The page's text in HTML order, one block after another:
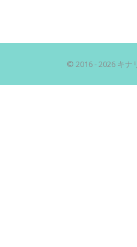
© 2016 - 2026 キナ